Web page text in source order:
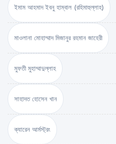
ইমাম আহমাদ ইবনু হাম্বাল (রহিমাহুল্লাহ)
মাওলানা মোহাম্মাদ মিজানুর রহমান জাহেরী
মুফতী মুহাম্মাদুল্লাহ
সাহাদত হোসেন খান
ক্যারেন আর্মস্ট্রং